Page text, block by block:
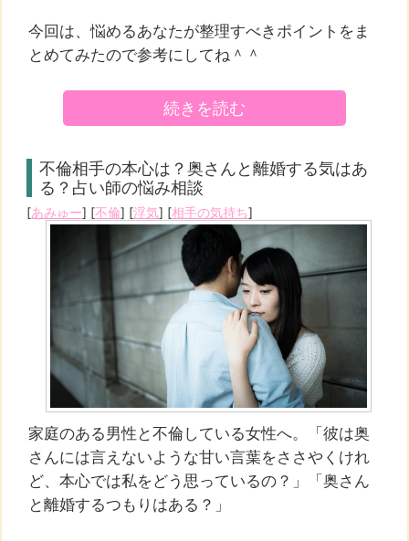
今回は、悩めるあなたが整理すべきポイントをま
とめてみたので参考にしてね＾＾
続きを読む
不倫相手の本心は？奥さんと離婚する気はあ
る？占い師の悩み相談
[あみゅー] [不倫] [浮気] [相手の気持ち]
家庭のある男性と不倫している女性へ。「彼は奥
さんには言えないような甘い言葉をささやくけれ
ど、本心では私をどう思っているの？」「奥さん
と離婚するつもりはある？」